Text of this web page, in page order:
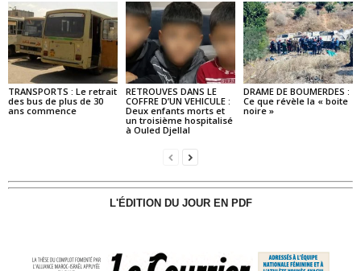
TRANSPORTS : Le retrait
des bus de plus de 30
ans commence
RETROUVES DANS LE
COFFRE D’UN VEHICULE :
Deux enfants morts et
un troisième hospitalisé
à Ouled Djellal
DRAME DE BOUMERDES :
Ce que révèle la « boite
noire »
L'ÉDITION DU JOUR EN PDF